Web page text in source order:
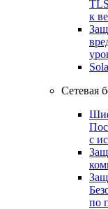
к
Сетевая
с
по